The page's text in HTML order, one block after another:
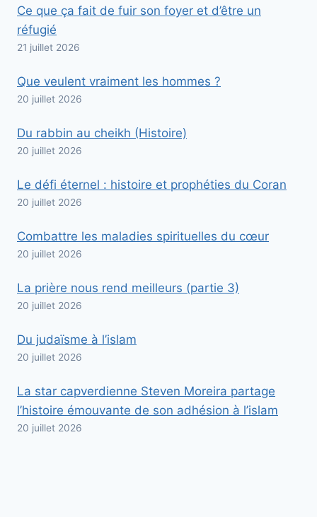
Ce que ça fait de fuir son foyer et d’être un
réfugié
21 juillet 2026
Que veulent vraiment les hommes ?
20 juillet 2026
Du rabbin au cheikh (Histoire)
20 juillet 2026
Le défi éternel : histoire et prophéties du Coran
20 juillet 2026
Combattre les maladies spirituelles du cœur
20 juillet 2026
La prière nous rend meilleurs (partie 3)
20 juillet 2026
Du judaïsme à l’islam
20 juillet 2026
La star capverdienne Steven Moreira partage
l’histoire émouvante de son adhésion à l’islam
20 juillet 2026